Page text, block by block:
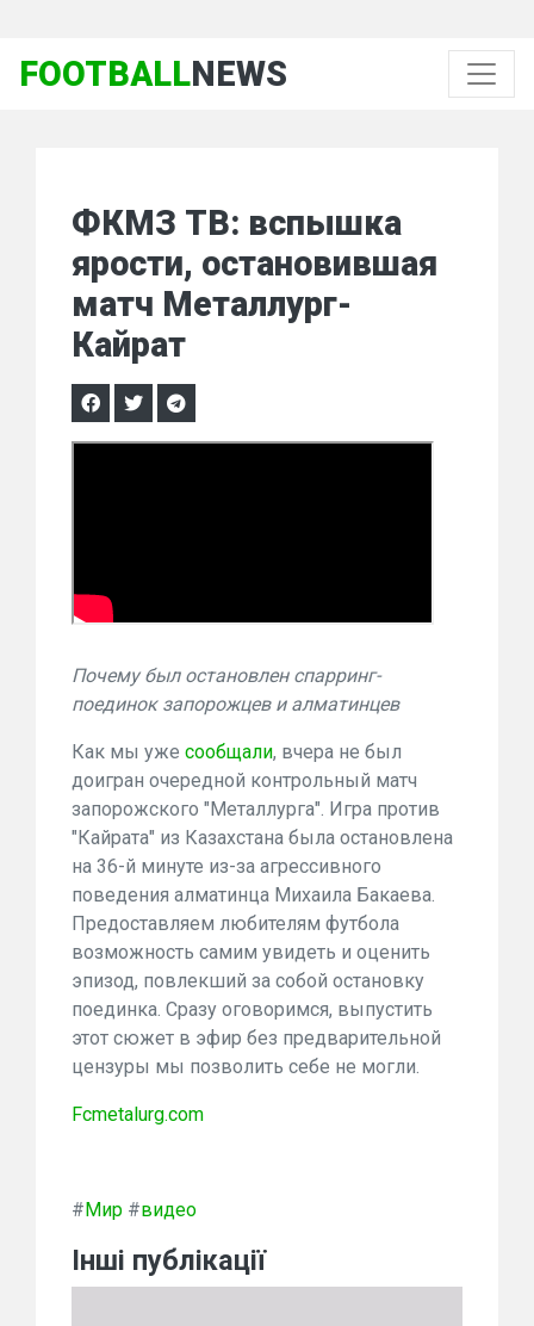
FOOTBALLNEWS
ФКМЗ ТВ: вспышка
ярости, остановившая
матч Металлург-
Кайрат
Почему был остановлен спарринг-
поединок запорожцев и алматинцев
Как мы уже сообщали, вчера не был
доигран очередной контрольный матч
запорожского "Металлурга". Игра против
"Кайрата" из Казахстана была остановлена
на 36-й минуте из-за агрессивного
поведения алматинца Михаила Бакаева.
Предоставляем любителям футбола
возможность самим увидеть и оценить
эпизод, повлекший за собой остановку
поединка. Сразу оговоримся, выпустить
этот сюжет в эфир без предварительной
цензуры мы позволить себе не могли.
Fcmetalurg.com
#Мир #видео
Інші публікації